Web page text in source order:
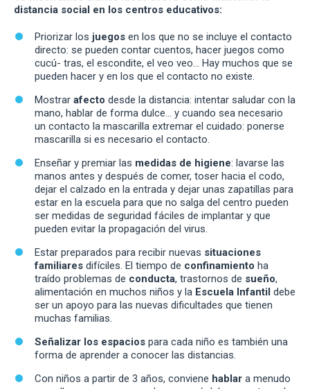
distancia social en los centros educativos:
Priorizar los juegos en los que no se incluye el contacto
directo: se pueden contar cuentos, hacer juegos como
cucú- tras, el escondite, el veo veo… Hay muchos que se
pueden hacer y en los que el contacto no existe.
Mostrar afecto desde la distancia: intentar saludar con la
mano, hablar de forma dulce… y cuando sea necesario
un contacto la mascarilla extremar el cuidado: ponerse
mascarilla si es necesario el contacto.
Enseñar y premiar las medidas de higiene: lavarse las
manos antes y después de comer, toser hacia el codo,
dejar el calzado en la entrada y dejar unas zapatillas para
estar en la escuela para que no salga del centro pueden
ser medidas de seguridad fáciles de implantar y que
pueden evitar la propagación del virus.
Estar preparados para recibir nuevas situaciones
familiares difíciles. El tiempo de confinamiento ha
traído problemas de conducta, trastornos de sueño,
alimentación en muchos niños y la Escuela Infantil debe
ser un apoyo para las nuevas dificultades que tienen
muchas familias.
Señalizar los espacios para cada niño es también una
forma de aprender a conocer las distancias.
Con niños a partir de 3 años, conviene hablar a menudo